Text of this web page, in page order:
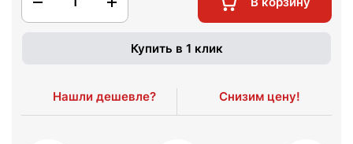
Купить в 1 клик
Нашли дешевле? Снизим цену!